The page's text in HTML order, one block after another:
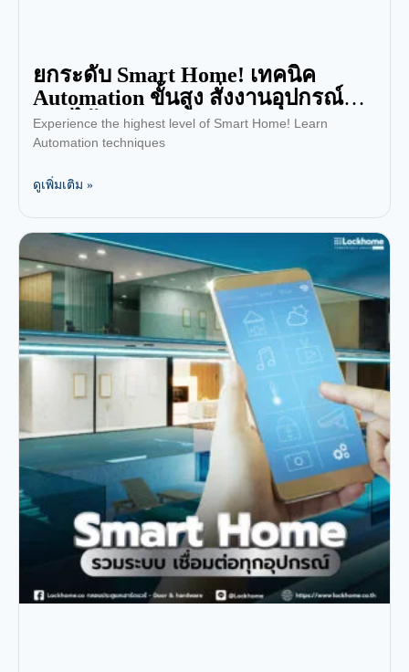
ยกระดับ Smart Home! เทคนิค
Automation ขั้นสูง สั่งงานอุปกรณ์
IoT ได้อย่างชาญฉลาด
Experience the highest level of Smart Home! Learn
Automation techniques
ดูเพิ่มเติม »